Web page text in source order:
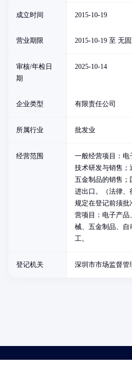
成立时间 2015-10-19
营业期限 2015-10-19 至 无
审核/年检日
期
2025-10-14
企业类型 有限责任公司
所属行业 批发业
经营范围
一般经营项目：电
技术研发与销售；
五金制品的销售；
进出口。（法律、
规定在登记前须批
营项目：电子产品
械、五金制品、自
工。
登记机关 深圳市市场监督管